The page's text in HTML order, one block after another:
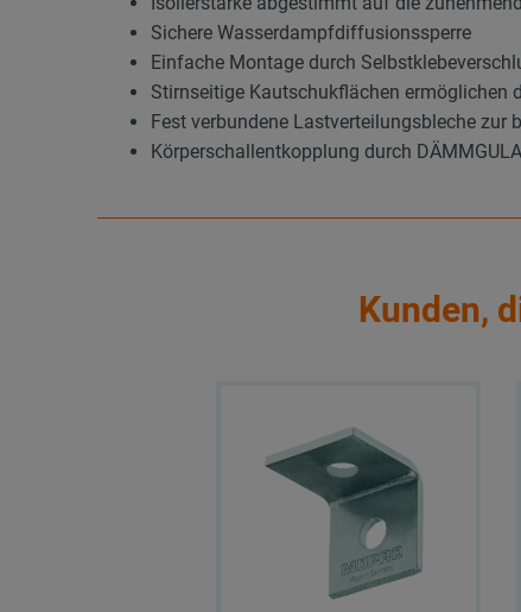
Sichere Wasserdampfdiffusionssperre
Einfache Montage durch
Stirnseitige Kautschukflächen ermöglichen
Fest verbundene Lastverteilungsbleche zur
Körperschallentkopplung durch
Kunden,